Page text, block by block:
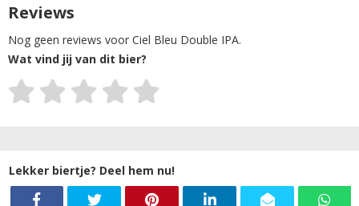
Reviews
Nog geen reviews voor Ciel Bleu Double IPA.
Wat vind jij van dit bier?
Lekker biertje? Deel hem nu!